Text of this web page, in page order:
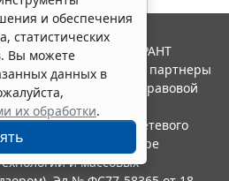
и обеспечения
статистических
Вы можете
данных в
их обработки.
2026. Система ГАРАНТ
Компания "Гарант" и ее партнеры
ассоциации правовой
в качестве сетевого
по надзору в сфере
и массовых